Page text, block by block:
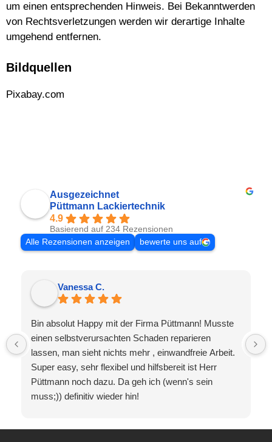
um einen entsprechenden Hinweis. Bei Bekanntwerden
von Rechtsverletzungen werden wir derartige Inhalte
umgehend entfernen.
Bildquellen
Pixabay.com
Ausgezeichnet
Püttmann Lackiertechnik
4.9
Basierend auf 234 Rezensionen
Alle Rezensionen anzeigen
bewerte uns auf
Vanessa C.
Bin absolut Happy mit der Firma Püttmann! Musste
einen selbstverursachten Schaden reparieren
lassen, man sieht nichts mehr , einwandfreie Arbeit.
Super easy, sehr flexibel und hilfsbereit ist Herr
Püttmann noch dazu. Da geh ich (wenn's sein
muss;)) definitiv wieder hin!